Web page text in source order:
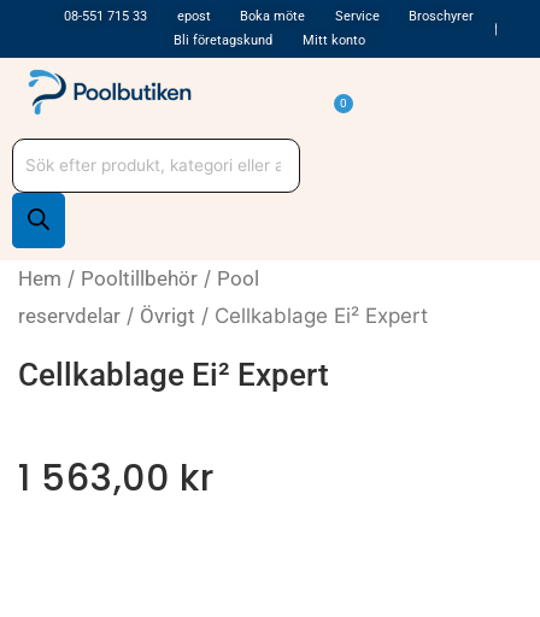
till
innehåll
08-551 715 33 epost Boka möte Service
Broschyrer
Bli företagskund
Mitt konto
0
Varukorg
Produktsökning
Hem / Pooltillbehör / Pool
reservdelar / Övrigt / Cellkablage Ei² Expert
Cellkablage Ei² Expert
1 563,00 kr